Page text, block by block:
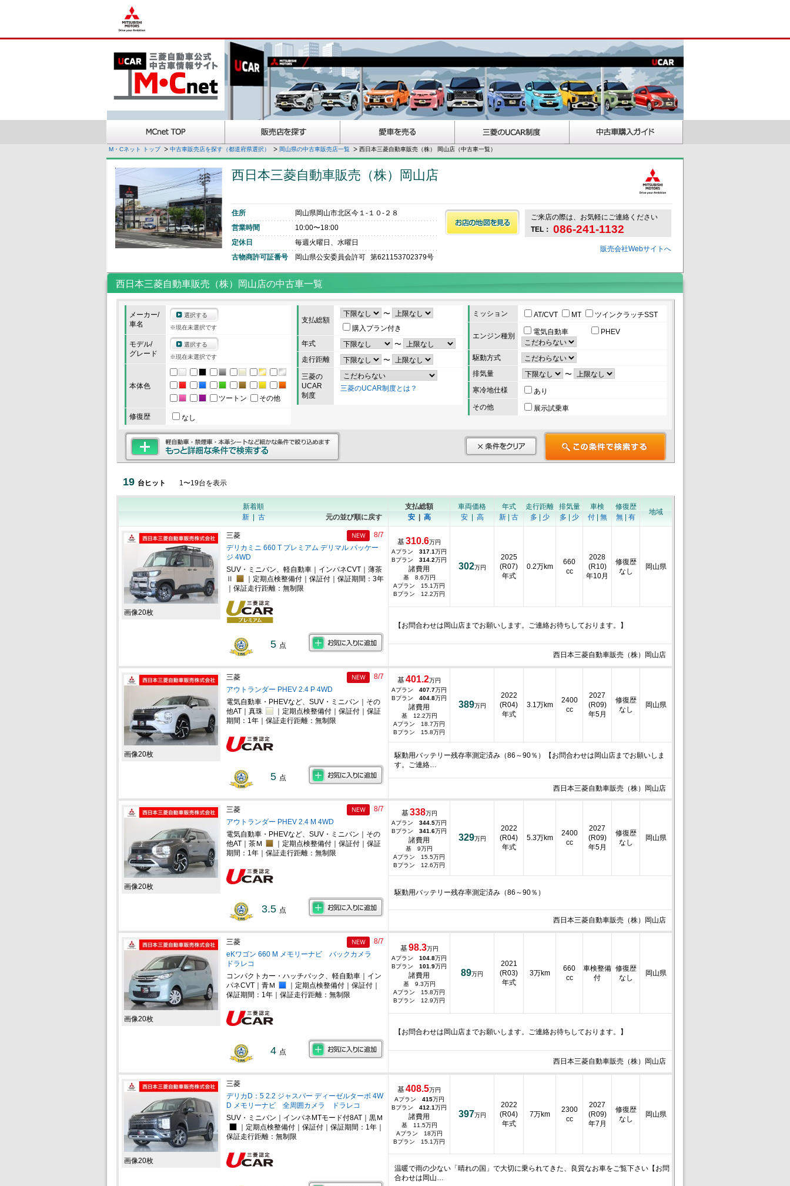
M・Cネット トップ 中古車販売店を探す（都道府県選択） 岡山県の中古車販売店一覧 西日本三菱自動車販売（株） 岡山店（中古車一覧）
西日本三菱自動車販売（株）岡山店
住所
岡山県岡山市北区今１‐１０‐２８
営業時間
10:00〜18:00
定休日
毎週火曜日、水曜日
古物商許可証番号
岡山県公安委員会許可 第621153702379号
ご来店の際は、お気軽にご連絡ください
TEL： 086-241-1132
販売会社Webサイトへ
西日本三菱自動車販売（株）岡山店の中古車一覧
メーカー/
車名
選択する
※現在未選択です
モデル/
グレード
選択する
※現在未選択です
本体色
ツートン
その他
修復歴 なし
支払総額
〜
購入プラン付き
年式
〜
走行距離
〜
三菱の
UCAR
制度
三菱のUCAR制度とは？
ミッション AT/CVT MT ツインクラッチSST
エンジン種別 電気自動車 PHEV
駆動方式
排気量
〜
寒冷地仕様
あり
その他
展示試乗車
19 台ヒット 1〜19台を表示
新着順
新| 古 元の並び順に戻す
支払総額
安| 高
車両価格
安| 高
年式
新 | 古
走行距離
多 | 少
排気量
多 | 少
車検
付| 無
修復歴
無 | 有
地域
画像20枚
三菱
デリカミニ 660 T プレミアム デリマル パッケー
ジ 4WD
8/7
SUV・ミニバン、軽自動車｜インパネCVT｜薄茶
Ⅱ
｜定期点検整備付｜保証付｜保証期間：3年
｜保証走行距離：無制限
5 点
基310.6万円
Aプラン 317.1万円
Bプラン 314.2万円
諸費用
基 8.6万円
Aプラン 15.1万円
Bプラン 12.2万円
302万円
2025
(R07)
年式
0.2万km
660
cc
2028
(R10)
年10月
修復歴
なし
岡山県
【お問合わせは岡山店までお願いします。ご連絡お待ちしております。】
西日本三菱自動車販売（株）岡山店
画像20枚
三菱
アウトランダー PHEV 2.4 P 4WD
8/7
電気自動車・PHEVなど、SUV・ミニバン｜その
他AT｜真珠
｜定期点検整備付｜保証付｜保証
期間：1年｜保証走行距離：無制限
5 点
基401.2万円
Aプラン 407.7万円
Bプラン 404.8万円
諸費用
基 12.2万円
Aプラン 18.7万円
Bプラン 15.8万円
389万円
2022
(R04)
年式
3.1万km
2400
cc
2027
(R09)
年5月
修復歴
なし
岡山県
駆動用バッテリー残存率測定済み（86～90％）【お問合わせは岡山店までお願いしま
す。ご連絡…
西日本三菱自動車販売（株）岡山店
画像20枚
三菱
アウトランダー PHEV 2.4 M 4WD
8/7
電気自動車・PHEVなど、SUV・ミニバン｜その
他AT｜茶Ｍ
｜定期点検整備付｜保証付｜保証
期間：1年｜保証走行距離：無制限
3.5 点
基338万円
Aプラン 344.5万円
Bプラン 341.6万円
諸費用
基 9万円
Aプラン 15.5万円
Bプラン 12.6万円
329万円
2022
(R04)
年式
5.3万km
2400
cc
2027
(R09)
年5月
修復歴
なし
岡山県
駆動用バッテリー残存率測定済み（86～90％）
西日本三菱自動車販売（株）岡山店
画像20枚
三菱
eKワゴン 660 M メモリーナビ バックカメラ
ドラレコ
8/7
コンパクトカー・ハッチバック、軽自動車｜イン
パネCVT｜青Ｍ
｜定期点検整備付｜保証付｜
保証期間：1年｜保証走行距離：無制限
4 点
基98.3万円
Aプラン 104.8万円
Bプラン 101.9万円
諸費用
基 9.3万円
Aプラン 15.8万円
Bプラン 12.9万円
89万円
2021
(R03)
年式
3万km
660
cc
車検整備
付
修復歴
なし
岡山県
【お問合わせは岡山店までお願いします。ご連絡お待ちしております。】
西日本三菱自動車販売（株）岡山店
画像20枚
三菱
デリカD：5 2.2 ジャスパー ディーゼルターボ 4W
D メモリーナビ 全周囲カメラ ドラレコ
SUV・ミニバン｜インパネMTモード付8AT｜黒Ｍ
｜定期点検整備付｜保証付｜保証期間：1年｜
保証走行距離：無制限
基408.5万円
Aプラン 415万円
Bプラン 412.1万円
諸費用
基 11.5万円
Aプラン 18万円
Bプラン 15.1万円
397万円
2022
(R04)
年式
7万km
2300
cc
2027
(R09)
年7月
修復歴
なし
岡山県
温暖で雨の少ない「晴れの国」で大切に乗られてきた、良質なお車をご覧下さい【お問
合わせは岡山…